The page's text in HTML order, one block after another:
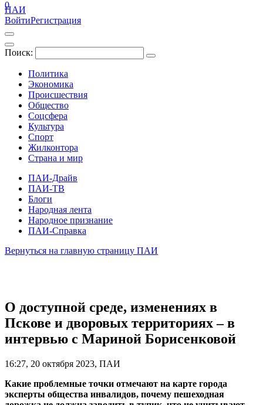
ПАИ
ВойтиРегистрация
Поиск:
Политика
Экономика
Происшествия
Общество
Соцсфера
Культура
Спорт
Жилконтора
Страна и мир
ПАИ-Драйв
ПАИ-ТВ
Блоги
Народная лента
Народное признание
ПАИ-Справка
0
Вернуться на главную страницу ПАИ
О доступной среде, изменениях в
Пскове и дворовых территориях – в
интервью с Мариной Борисенковой
16:27, 20 октября 2023, ПАИ
Какие проблемные точки отмечают на карте города
эксперты общества инвалидов, почему пешеходная